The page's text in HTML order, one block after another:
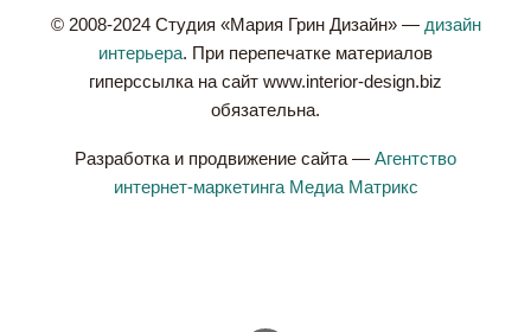
© 2008-2024 Студия «Мария Грин Дизайн» — дизайн
интерьера. При перепечатке материалов
гиперссылка на сайт www.interior-design.biz
обязательна.
Разработка и продвижение сайта — Агентство
интернет-маркетинга Медиа Матрикс